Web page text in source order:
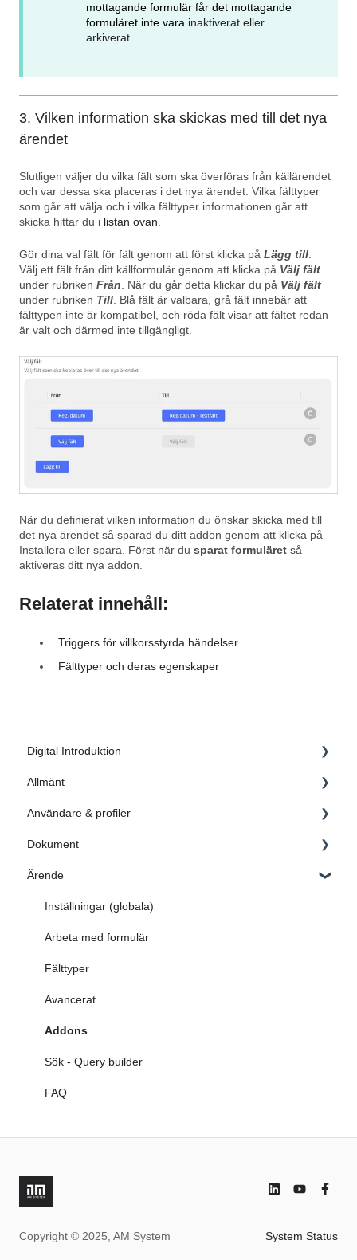
mottagande formulär får det mottagande
formuläret inte vara inaktiverat eller
arkiverat
3. Vilken information ska skickas med till det nya
ärendet
Slutligen väljer du vilka fält som ska överföras från källärendet
och var dessa ska placeras i det nya ärendet. Vilka fälttyper
som går att välja och i vilka fälttyper informationen går att
skicka hittar du i listan ovan
Gör dina val fält för fält genom att först klicka på Lägg till.
Välj ett fält från ditt källformulär genom att klicka på Välj fält
under rubriken Från. När du går detta klickar du på Välj fält
under rubriken Till. Blå fält är valbara, grå fält innebär att
fälttypen inte är kompatibel, och röda fält visar att fältet redan
är valt och därmed inte tillgängligt.
När du definierat vilken information du önskar skicka med till
det nya ärendet så sparad du ditt addon genom att klicka på
Installera eller spara. Först när du sparat formuläret så
aktiveras ditt nya addon.
Relaterat innehåll:
Triggers för villkorsstyrda händelser
Fälttyper och deras egenskaper
Digital Introduktion
1. Inledning
2. Skapa grunden
3. Dokument
4. Ärende
5. Sök i AM System
6. Dokument & Ärende blir en helhet
FAQ
Allmänt
Administratörsinställningar
FAQ
Användare & profiler
Administrera användare
Administrera profiler
Microsoft Endra ID
FAQ
Dokument
Kategoriinställningar
Inställningar
Hantera utgåvor samt revidera dokument
Arbeta med dokument
Sök - Query Builder
FAQ
Ärende
Inställningar (globala)
Arbeta med formulär
Fälttyper
Avancerat
Addons
Sök - Query builder
FAQ
Copyright © 2025, AM System System Status